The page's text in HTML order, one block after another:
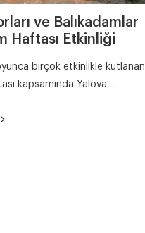
ve Balıkadamlar
Haftası Etkinliği
birçok etkinlikle kutlanan
kapsamında Yalova ...